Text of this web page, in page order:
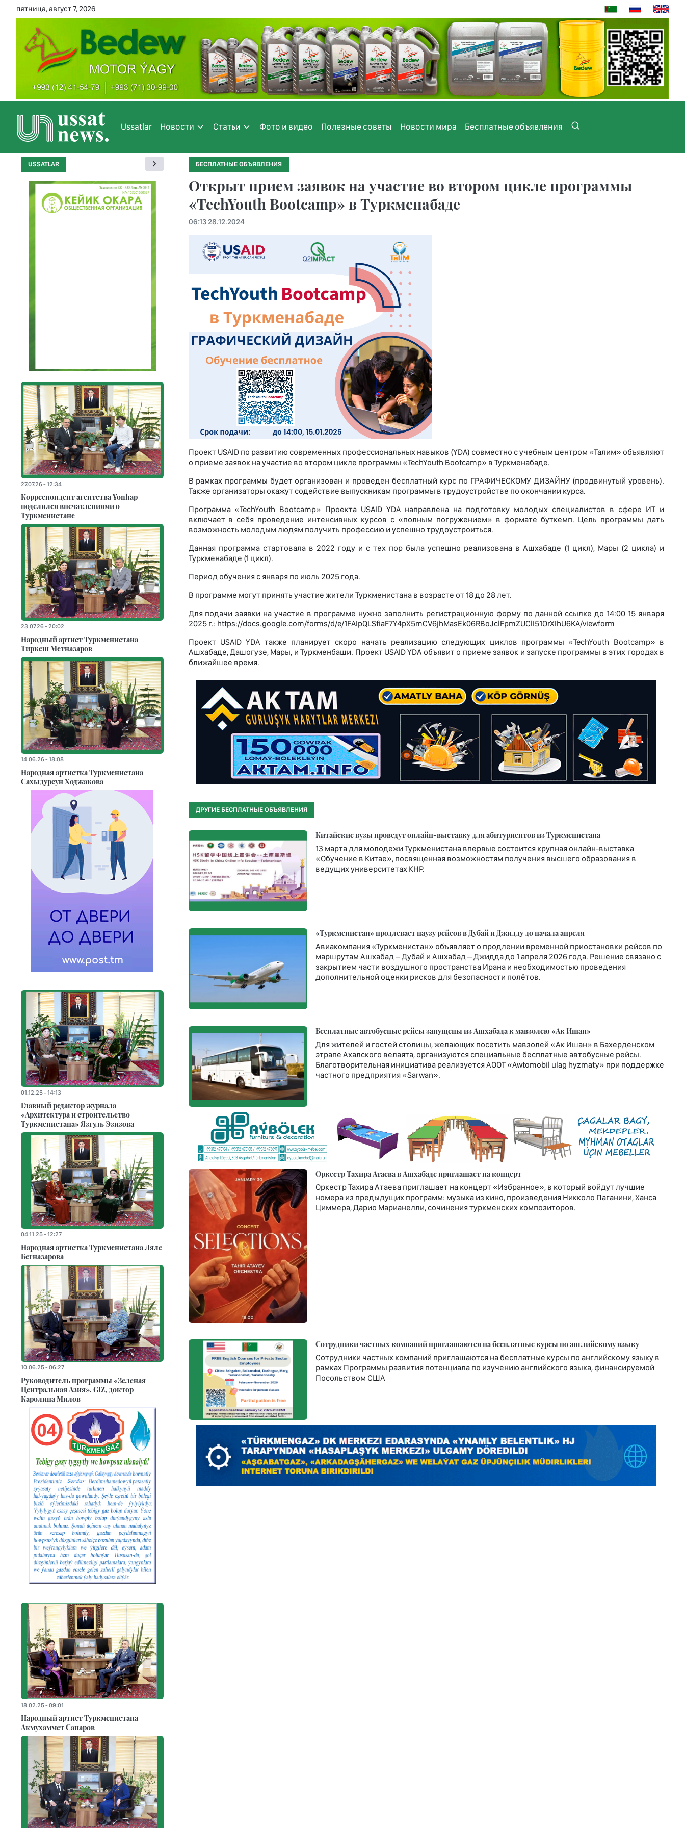
пятница, август 7, 2026
Ussatlar Новости Статьи Фото и видео Полезные советы Новости мира Бесплатные объявления
БЕСПЛАТНЫЕ ОБЪЯВЛЕНИЯ
Открыт прием заявок на участие во втором цикле программы
«TechYouth Bootcamp» в Туркменабаде
06:13 28.12.2024
Проект USAID по развитию современных профессиональных навыков (YDA) совместно с учебным центром «Талим» объявляют
о приеме заявок на участие во втором цикле программы «TechYouth Bootcamp» в Туркменабаде.
В рамках программы будет организован и проведен бесплатный курс по ГРАФИЧЕСКОМУ ДИЗАЙНУ (продвинутый уровень).
Также организаторы окажут содействие выпускникам программы в трудоустройстве по окончании курса.
Программа «TechYouth Bootcamp» Проекта USAID YDA направлена на подготовку молодых специалистов в сфере ИТ и
включает в себя проведение интенсивных курсов с «полным погружением» в формате буткемп. Цель программы дать
возможность молодым людям получить профессию и успешно трудоустроиться.
Данная программа стартовала в 2022 году и с тех пор была успешно реализована в Ашхабаде (1 цикл), Мары (2 цикла) и
Туркменабаде (1 цикл).
Период обучения с января по июль 2025 года.
В программе могут принять участие жители Туркменистана в возрасте от 18 до 28 лет.
Для подачи заявки на участие в программе нужно заполнить регистрационную форму по данной ссылке до 14:00 15 января
2025 г.: https://docs.google.com/forms/d/e/1FAIpQLSfiaF7Y4pX5mCV6jhMasEk06RBoJclFpmZUClI51OrXIhU6KA/viewform
Проект USAID YDA также планирует скоро начать реализацию следующих циклов программы «TechYouth Bootcamp» в
Ашхабаде, Дашогузе, Мары, и Туркменбаши. Проект USAID YDA объявит о приеме заявок и запуске программы в этих городах в
ближайшее время.
ДРУГИЕ БЕСПЛАТНЫЕ ОБЪЯВЛЕНИЯ
Китайские вузы проведут онлайн-выставку для абитуриентов из Туркменистана
13 марта для молодежи Туркменистана впервые состоится крупная онлайн-выставка
«Обучение в Китае», посвященная возможностям получения высшего образования в
ведущих университетах КНР.
«Туркменистан» продлевает паузу рейсов в Дубай и Джидду до начала апреля
Авиакомпания «Туркменистан» объявляет о продлении временной приостановки рейсов по
маршрутам Ашхабад – Дубай и Ашхабад – Джидда до 1 апреля 2026 года. Решение связано с
закрытием части воздушного пространства Ирана и необходимостью проведения
дополнительной оценки рисков для безопасности полётов.
Бесплатные автобусные рейсы запущены из Ашхабада к мавзолею «Ак Ишан»
Для жителей и гостей столицы, желающих посетить мавзолей «Ак Ишан» в Бахерденском
этрапе Ахалского велаята, организуются специальные бесплатные автобусные рейсы.
Благотворительная инициатива реализуется АООТ «Awtomobil ulag hyzmaty» при поддержке
частного предприятия «Sarwan».
Оркестр Тахира Атаева в Ашхабаде приглашает на концерт
Оркестр Тахира Атаева приглашает на концерт «Избранное», в который войдут лучшие
номера из предыдущих программ: музыка из кино, произведения Никколо Паганини, Ханса
Циммера, Дарио Марианелли, сочинения туркменских композиторов.
Сотрудники частных компаний приглашаются на бесплатные курсы по английскому языку
Сотрудники частных компаний приглашаются на бесплатные курсы по английскому языку в
рамках Программы развития потенциала по изучению английского языка, финансируемой
Посольством США
USSATLAR
27.07.26 - 12:34
Корреспондент агентства Yonhap
поделился впечатлениями о
Туркменистане
23.07.26 - 20:02
Народный артист Туркменистана
Тиркеш Мeтназаров
14.06.26 - 18:08
Народная артистка Туркменистана
Сахыдурсун Ходжакова
01.12.25 - 14:13
Главный редактор журнала
«Архитектура и строительство
Туркменистана» Язгуль Эзизова
04.11.25 - 12:27
Народная артистка Туркменистана Ляле
Бегназарова
10.06.25 - 06:27
Руководитель программы «Зеленая
Центральная Азия», GIZ, доктор
Каролина Милов
18.02.25 - 09:01
Народный артист Туркменистана
Акмухаммет Сапаров